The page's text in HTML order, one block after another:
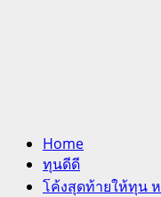
Home
ทุนดีดี
โค้งสุดท้ายให้ทุน